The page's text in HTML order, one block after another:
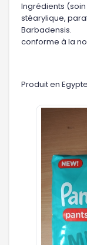
Ingrédients
stéarylique,
Barbadensis.
conforme à la
Produit en